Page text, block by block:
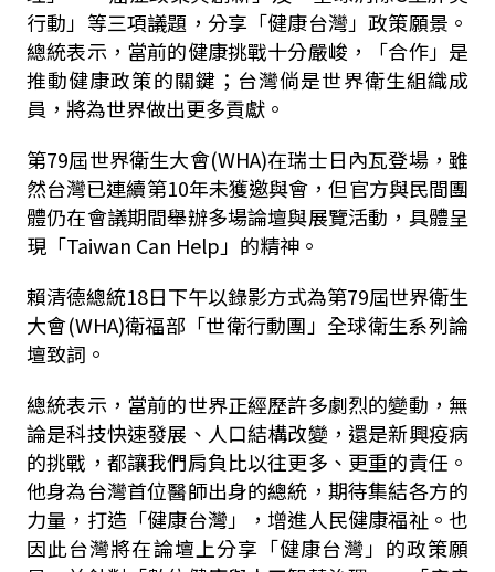
行動」等三項議題，分享「健康台灣」政策願景。
總統表示，當前的健康挑戰十分嚴峻，「合作」是
推動健康政策的關鍵；台灣倘是世界衛生組織成
員，將為世界做出更多貢獻。
第79屆世界衛生大會(WHA)在瑞士日內瓦登場，雖
然台灣已連續第10年未獲邀與會，但官方與民間團
體仍在會議期間舉辦多場論壇與展覽活動，具體呈
現「Taiwan Can Help」的精神。
賴清德總統18日下午以錄影方式為第79屆世界衛生
大會(WHA)衛福部「世衛行動團」全球衛生系列論
壇致詞。
總統表示，當前的世界正經歷許多劇烈的變動，無
論是科技快速發展、人口結構改變，還是新興疫病
的挑戰，都讓我們肩負比以往更多、更重的責任。
他身為台灣首位醫師出身的總統，期待集結各方的
力量，打造「健康台灣」，增進人民健康福祉。也
因此台灣將在論壇上分享「健康台灣」的政策願